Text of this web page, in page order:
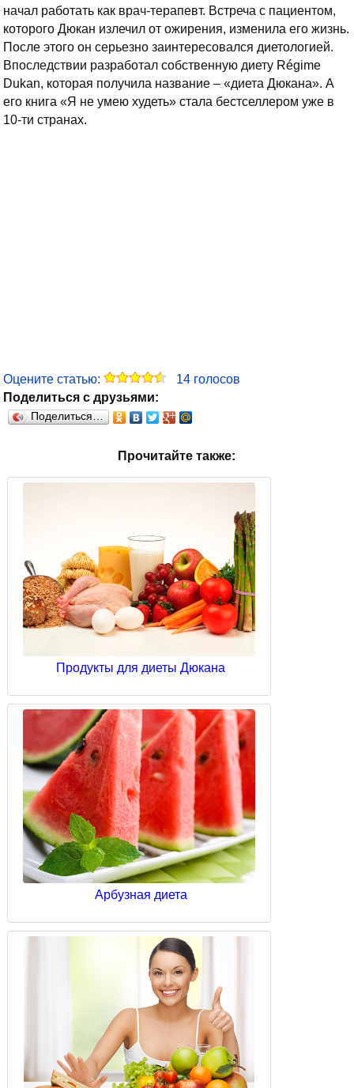
начал работать как врач-терапевт. Встреча с пациентом,
которого Дюкан излечил от ожирения, изменила его жизнь.
После этого он серьезно заинтересовался диетологией.
Впоследствии разработал собственную диету Régime
Dukan, которая получила название – «диета Дюкана». А
его книга «Я не умею худеть» стала бестселлером уже в
10-ти странах.
Оцените статью: 14 голосов
Поделиться с друзьями:
Поделиться…
Прочитайте также:
Продукты для диеты Дюкана
Арбузная диета